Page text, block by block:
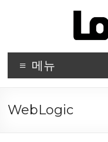
메뉴
WebLogic